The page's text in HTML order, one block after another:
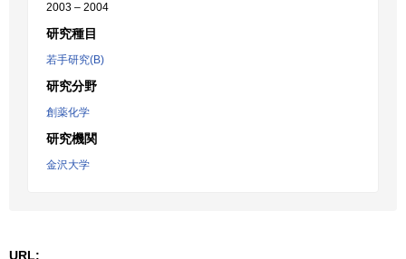
2003 – 2004
研究種目
若手研究(B)
研究分野
創薬化学
研究機関
金沢大学
URL: